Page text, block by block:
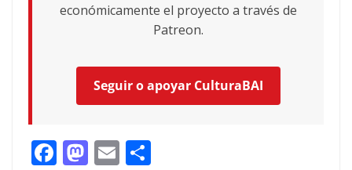
económicamente el proyecto a través de
Patreon.
Seguir o apoyar CulturaBAI
F M E